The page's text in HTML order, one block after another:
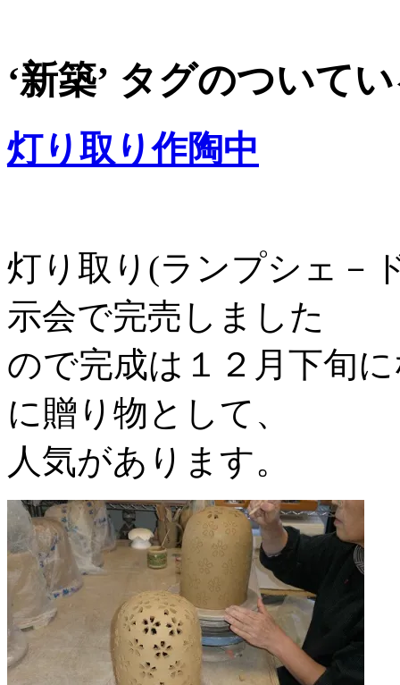
‘新築’ タグのついて
灯り取り作陶中
灯り取り(ランプシェ－
示会で完売しました
ので完成は１２月下旬
に贈り物として、
人気があります。